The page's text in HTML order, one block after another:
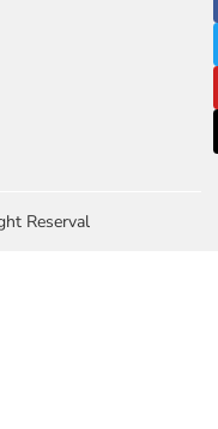
Reserval